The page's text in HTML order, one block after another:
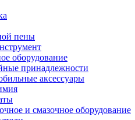
пены
оборудование
принадлежности
аксессуары
и смазочное оборудование